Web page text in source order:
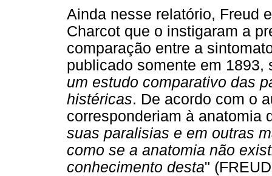
Ainda nesse relatório, Freud
Charcot que o instigaram a
comparação entre a
publicado somente em
um estudo comparativo das
histéricas. De acordo com o
corresponderiam à anatomia
suas paralisias e em outras
como se a anatomia não
conhecimento desta"